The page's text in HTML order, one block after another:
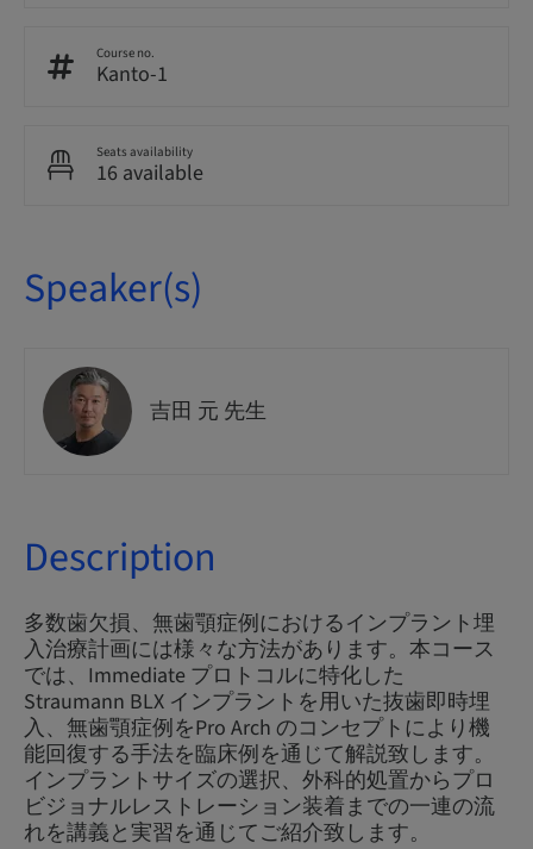
Course no.
Kanto-1
Seats availability
16 available
Speaker(s)
吉田 元 先生
Description
多数歯欠損、無歯顎症例におけるインプラント埋
入治療計画には様々な方法があります。本コース
では、Immediate プロトコルに特化した
Straumann BLX インプラントを用いた抜歯即時埋
入、無歯顎症例をPro Arch のコンセプトにより機
能回復する手法を臨床例を通じて解説致します。
インプラントサイズの選択、外科的処置からプロ
ビジョナルレストレーション装着までの一連の流
れを講義と実習を通じてご紹介致します。